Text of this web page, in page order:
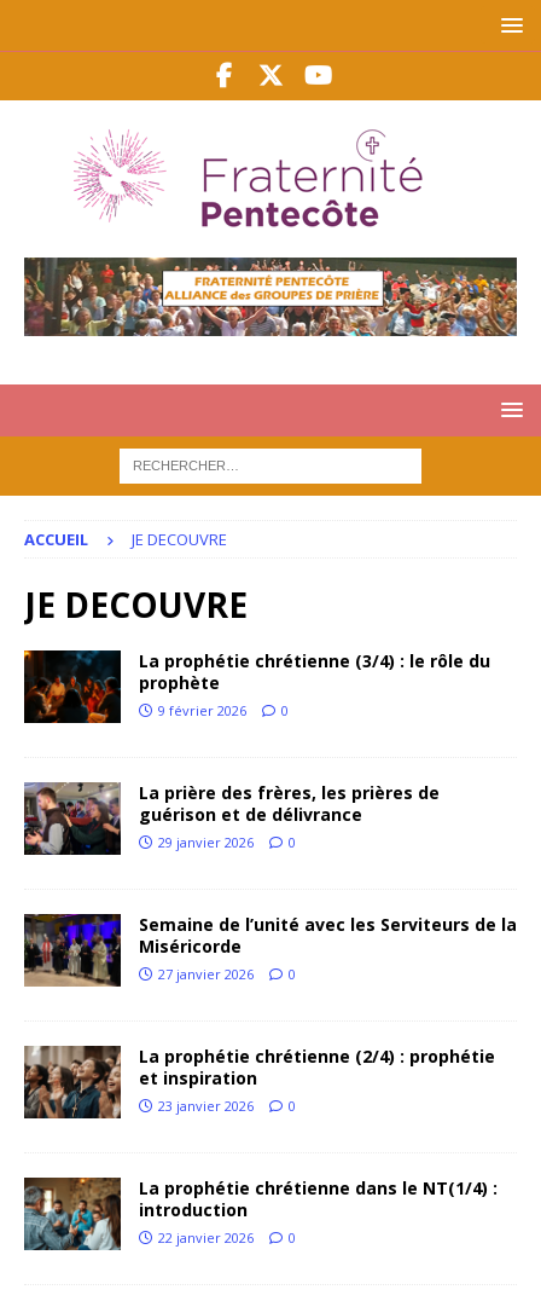
ACCUEIL JE DECOUVRE
JE DECOUVRE
La prophétie chrétienne (3/4) : le rôle du
prophète
9 février 2026 0
La prière des frères, les prières de
guérison et de délivrance
29 janvier 2026 0
Semaine de l’unité avec les Serviteurs de la
Miséricorde
27 janvier 2026 0
La prophétie chrétienne (2/4) : prophétie
et inspiration
23 janvier 2026 0
La prophétie chrétienne dans le NT(1/4) :
introduction
22 janvier 2026 0